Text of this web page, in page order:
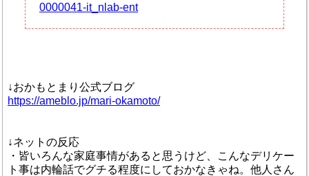
0000041-it_nlab-ent
↓おかもとまり公式ブログ
https://ameblo.jp/mari-okamoto/
↓ネットの反応
・皆いろんな家庭事情があると思うけど、こんなデリケー
ト事は内輪話でグチる程度にしておかなきゃね。他人さん